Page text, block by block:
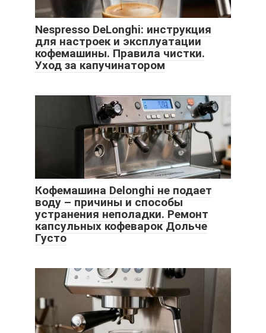
Nespresso DeLonghi: инструкция
для настроек и эксплуатации
кофемашины. Правила чистки.
Уход за капучинатором
Кофемашина Delonghi не подает
воду – причины и способы
устранения неполадки. Ремонт
капсульных кофеварок Дольче
Густо